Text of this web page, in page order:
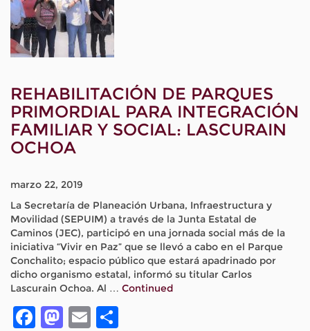
REHABILITACIÓN DE PARQUES
PRIMORDIAL PARA INTEGRACIÓN
FAMILIAR Y SOCIAL: LASCURAIN
OCHOA
marzo 22, 2019
La Secretaría de Planeación Urbana, Infraestructura y
Movilidad (SEPUIM) a través de la Junta Estatal de
Caminos (JEC), participó en una jornada social más de la
iniciativa “Vivir en Paz” que se llevó a cabo en el Parque
Conchalito; espacio público que estará apadrinado por
dicho organismo estatal, informó su titular Carlos
Lascurain Ochoa. Al … Continued
Facebook
Mastodon
Email